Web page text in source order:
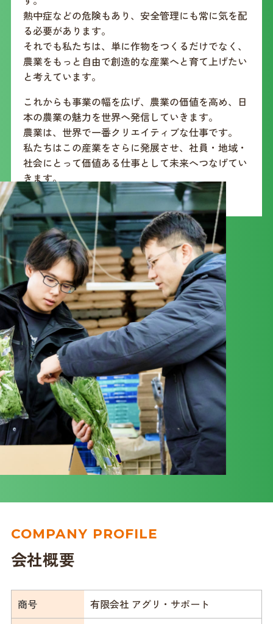
熱中症などの危険もあり、安全管理にも常に気を配
る必要があります。
それでも私たちは、単に作物をつくるだけでなく、
農業をもっと自由で創造的な産業へと育て上げたい
と考えています。
これからも事業の幅を広げ、農業の価値を高め、日
本の農業の魅力を世界へ発信していきます。
農業は、世界で一番クリエイティブな仕事です。
私たちはこの産業をさらに発展させ、社員・地域・
社会にとって価値ある仕事として未来へつなげてい
きます。
COMPANY PROFILE
会社概要
商号
有限会社 アグリ・サポート